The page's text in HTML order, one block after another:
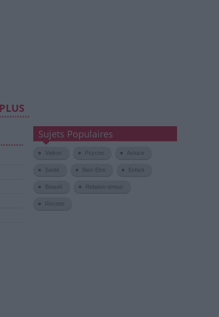
PLUS
Sujets Populaires
Vidéos Psycho Astuce
Santé Bien-Etre Enfant
Beauté Relation-amour
Recette